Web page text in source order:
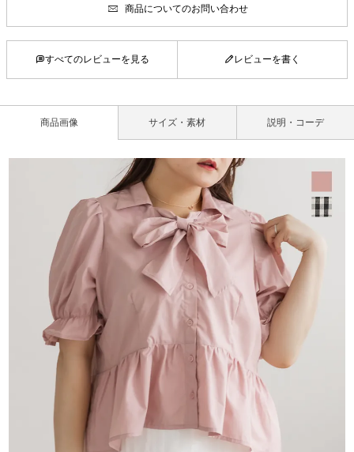
商品についてのお問い合わせ
すべてのレビューを見る レビューを書く
商品画像 サイズ・素材 説明・コーデ